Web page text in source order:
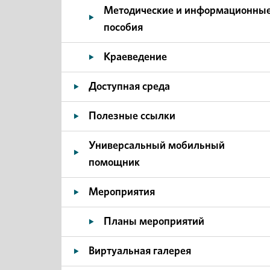
Методические и
пособия
Краеведение
Доступная среда
Полезные ссылки
Универсальный мобильный
помощник
Мероприятия
Планы мероприятий
Виртуальная галерея